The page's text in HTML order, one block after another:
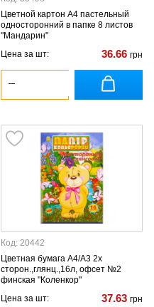
Цветной картон А4 пастельный
односторонний в папке 8 листов
"Мандарин"
Цена за шт:
36.66 грн
Код: 20442
Цветная бумага А4/А3 2х
сторон.,глянц.,16л, офсет №2
финская "Коленкор"
Цена за шт:
37.63 грн